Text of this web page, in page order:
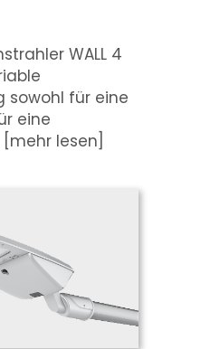
WALL 4
sowohl für eine
eine
[mehr lesen]